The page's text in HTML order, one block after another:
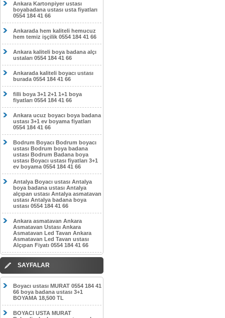
Ankara Kartonpiyer ustası
boyabadana ustası usta fiyatları
0554 184 41 66
Ankarada hem kaliteli hemucuz
hem temiz işçilik 0554 184 41 66
Ankara kaliteli boya badana alçı
ustaları 0554 184 41 66
Ankarada kaliteli boyacı ustası
burada 0554 184 41 66
filli boya 3+1 2+1 1+1 boya
fiyatları 0554 184 41 66
Ankara ucuz boyacı boya badana
ustası 3+1 ev boyama fiyatları
0554 184 41 66
Bodrum Boyacı Bodrum boyacı
ustası Bodrum boya badana
ustası Bodrum Badana boya
ustası Boyacı ustası fiyatları 3+1
ev boyama 0554 184 41 66
Antalya Boyacı ustası Antalya
boya badana ustası Antalya
alçıpan ustası Antalya asmatavan
ustası Antalya badana boya
ustası 0554 184 41 66
Ankara asmatavan Ankara
Asmatavan Ustası Ankara
Asmatavan Led Tavan Ankara
Asmatavan Led Tavan ustası
Alçıpan Fiyatı 0554 184 41 66
SAYFALAR
Boyacı ustası MURAT 0554 184 41
66 boya badana ustası 3+1
BOYAMA 18,500 TL
BOYACI USTA MURAT